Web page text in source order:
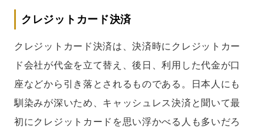
クレジットカード決済
クレジットカード決済は、決済時にクレジットカー
ド会社が代金を立て替え、後日、利用した代金が口
座などから引き落とされるものである。日本人にも
馴染みが深いため、キャッシュレス決済と聞いて最
初にクレジットカードを思い浮かべる人も多いだろ